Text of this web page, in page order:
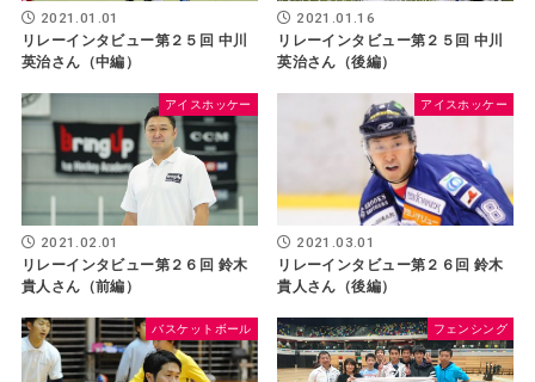
2021.01.01
リレーインタビュー第２５回 中川
英治さん（中編）
2021.01.16
リレーインタビュー第２５回 中川
英治さん（後編）
アイスホッケー
2021.02.01
リレーインタビュー第２６回 鈴木
貴人さん（前編）
アイスホッケー
2021.03.01
リレーインタビュー第２６回 鈴木
貴人さん（後編）
バスケットボール フェンシング